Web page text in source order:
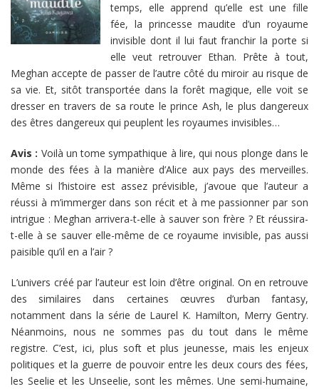
temps, elle apprend qu’elle est une fille
fée, la princesse maudite d’un royaume
invisible dont il lui faut franchir la porte si
elle veut retrouver Ethan. Prête à tout,
Meghan accepte de passer de l’autre côté du miroir au risque de
sa vie. Et, sitôt transportée dans la forêt magique, elle voit se
dresser en travers de sa route le prince Ash, le plus dangereux
des êtres dangereux qui peuplent les royaumes invisibles…
Avis : Voilà un tome sympathique à lire, qui nous plonge dans le
monde des fées à la manière d’Alice aux pays des merveilles.
Même si l’histoire est assez prévisible, j’avoue que l’auteur a
réussi à m’immerger dans son récit et à me passionner par son
intrigue : Meghan arrivera-t-elle à sauver son frère ? Et réussira-
t-elle à se sauver elle-même de ce royaume invisible, pas aussi
paisible qu’il en a l’air ?
L’univers créé par l’auteur est loin d’être original. On en retrouve
des similaires dans certaines œuvres d’urban fantasy,
notamment dans la série de Laurel K. Hamilton, Merry Gentry.
Néanmoins, nous ne sommes pas du tout dans le même
registre. C’est, ici, plus soft et plus jeunesse, mais les enjeux
politiques et la guerre de pouvoir entre les deux cours des fées,
les Seelie et les Unseelie, sont les mêmes. Une semi-humaine,